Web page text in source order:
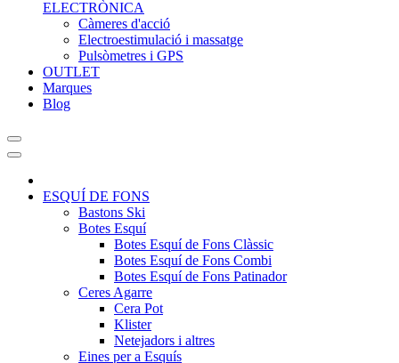
ELECTRÒNICA
Càmeres d'acció
Electroestimulació i massatge
Pulsòmetres i GPS
OUTLET
Marques
Blog
ESQUÍ DE FONS
Bastons Ski
Botes Esquí
Botes Esquí de Fons Clàssic
Botes Esquí de Fons Combi
Botes Esquí de Fons Patinador
Ceres Agarre
Cera Pot
Klister
Netejadors i altres
Eines per a Esquís